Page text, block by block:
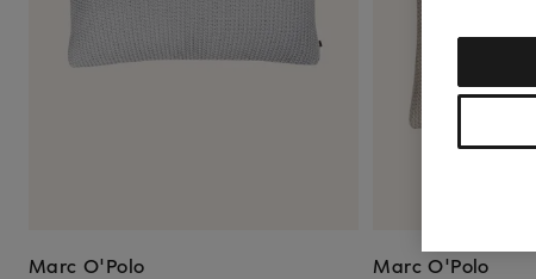
Marc O'Polo
Marc O'Polo